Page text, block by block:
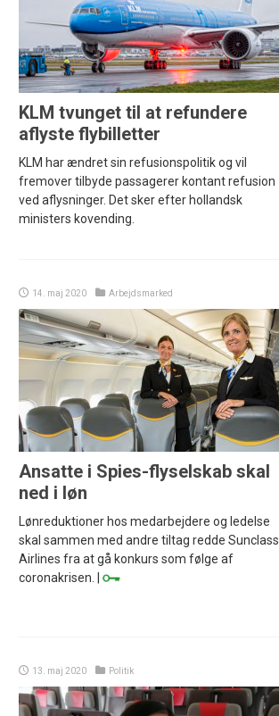
KLM tvunget til at refundere
aflyste flybilletter
KLM har ændret sin refusionspolitik og vil
fremover tilbyde passagerer kontant refusion
ved aflysninger. Det sker efter hollandsk
ministers kovending.
14. maj 2020 Arbejdsmarked
Ansatte i Spies-flyselskab skal
ned i løn
Lønreduktioner hos medarbejdere og ledelse
skal sammen med andre tiltag redde Sunclass
Airlines fra at gå konkurs som følge af
coronakrisen. |
13. maj 2020 Politik